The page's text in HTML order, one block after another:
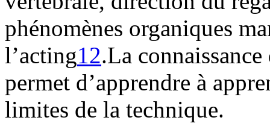
phénomènes organiques
l’acting12.La
permet d’apprendre à
limites de la technique.